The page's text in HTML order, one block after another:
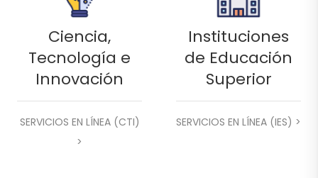
Ciencia,
Tecnología e
Innovación
SERVICIOS EN LÍNEA (CTI)
>
Instituciones
de Educación
Superior
SERVICIOS EN LÍNEA (IES) >